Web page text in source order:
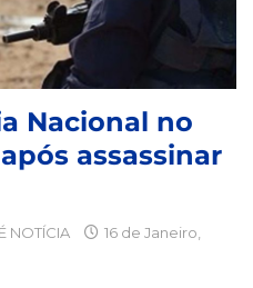
Nacional no
assassinar
NOTÍCIA
16 de Janeiro,